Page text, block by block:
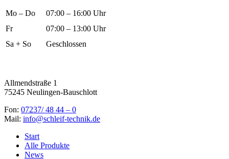
Mo – Do
07:00 – 16:00 Uhr
Fr
07:00 – 13:00 Uhr
Sa + So
Geschlossen
Allmendstraße 1
75245 Neulingen-Bauschlott
Fon: 07237/ 48 44 – 0
Mail: info@schleif-technik.de
Start
Alle Produkte
News